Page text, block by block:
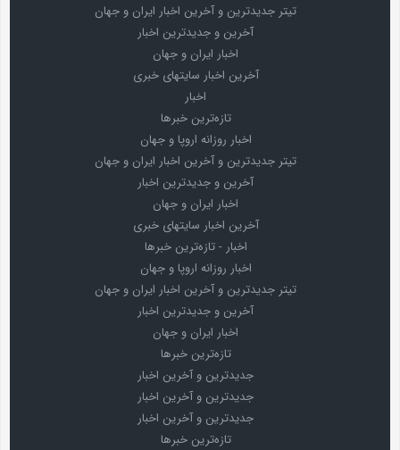
تیتر جدیدترین و آخرین اخبار ایران و جهان
آخرین و جدیدترین اخبار
اخبار ایران و جهان
آخرین اخبار سایتهای خبری
اخبار
تازه‌ترین خبرها
اخبار روزانه اروپا و جهان
تیتر جدیدترین و آخرین اخبار ایران و جهان
آخرین و جدیدترین اخبار
اخبار ایران و جهان
آخرین اخبار سایتهای خبری
اخبار - تازه‌ترین خبرها
اخبار روزانه اروپا و جهان
تیتر جدیدترین و آخرین اخبار ایران و جهان
آخرین و جدیدترین اخبار
اخبار ایران و جهان
تازه‌ترین خبرها
جدیدترین و آخرین اخبار
جدیدترین و آخرین اخبار
جدیدترین و آخرین اخبار
تازه‌ترین خبرها